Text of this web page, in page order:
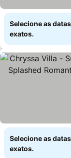
Selecione as
exatos.
Selecione as
exatos.